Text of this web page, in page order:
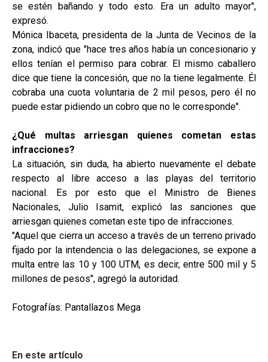
se estén bañando y todo esto. Era un adulto mayor",
expresó.
Mónica Ibaceta, presidenta de la Junta de Vecinos de la
zona, indicó que "hace tres años había un concesionario y
ellos tenían el permiso para cobrar. El mismo caballero
dice que tiene la concesión, que no la tiene legalmente. Él
cobraba una cuota voluntaria de 2 mil pesos, pero él no
puede estar pidiendo un cobro que no le corresponde".
¿Qué multas arriesgan quienes cometan estas
infracciones?
La situación, sin duda, ha abierto nuevamente el debate
respecto al libre acceso a las playas del territorio
nacional. Es por esto que el Ministro de Bienes
Nacionales, Julio Isamit, explicó las sanciones que
arriesgan quienes cometan este tipo de infracciones.
"Aquel que cierra un acceso a través de un terreno privado
fijado por la intendencia o las delegaciones, se expone a
multa entre las 10 y 100 UTM, es decir, entre 500 mil y 5
millones de pesos", agregó la autoridad.
Fotografías: Pantallazos Mega
En este artículo